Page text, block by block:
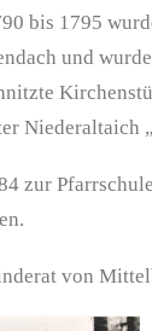
bis 1795
und
Niederaltaich
zur
von